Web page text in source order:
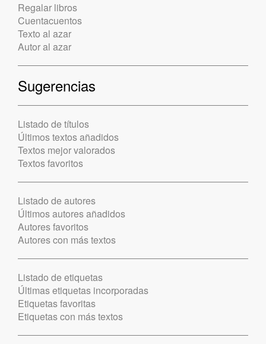
Regalar libros
Cuentacuentos
Texto al azar
Autor al azar
Sugerencias
Listado de títulos
Últimos textos añadidos
Textos mejor valorados
Textos favoritos
Listado de autores
Últimos autores añadidos
Autores favoritos
Autores con más textos
Listado de etiquetas
Últimas etiquetas incorporadas
Etiquetas favoritas
Etiquetas con más textos